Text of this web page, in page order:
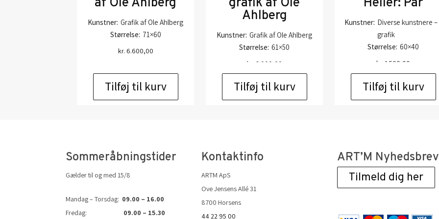
Kunstner: Grafik af Ole Ahlberg
Størrelse: 71×60
kr. 6.600,00
Tilføj til kurv
Ahlberg
Kunstner: Grafik af Ole Ahlberg
Størrelse: 61×50
kr. 6.000,00
Tilføj til kurv
Kunstner: Diverse kunstnere –
grafik
Størrelse: 60×40
kr. 1.500,00
Tilføj til kurv
Sommeråbningstider
Gælder til og med 15/8
Mandag – Torsdag: 09.00 – 16.00
Fredag: 09.00 – 15.30
Kontaktinfo
ARTM ApS
Ove Jensens Allé 31
8700 Horsens
44 22 95 00
ART’M Nyhedsbrev
Tilmeld dig her